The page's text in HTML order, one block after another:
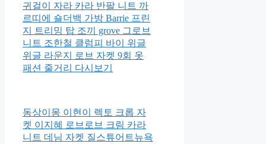
귀걸이 자라 카라 반팔 니트 까
르띠에 숄더백 가방 Barrie 프린
지 트리밍 탑 조끼 grove 그로브
니트 조한철 클럼피 바이 위글
위글 라운지 로브 자켓 9회 옷
패션 줄거리 다시보기
동상이몽 이현이 렉토 크롭 자
켓 이지혜 로브로브 크림 카라
니트 데님 자켓 질스튜어트뉴욕